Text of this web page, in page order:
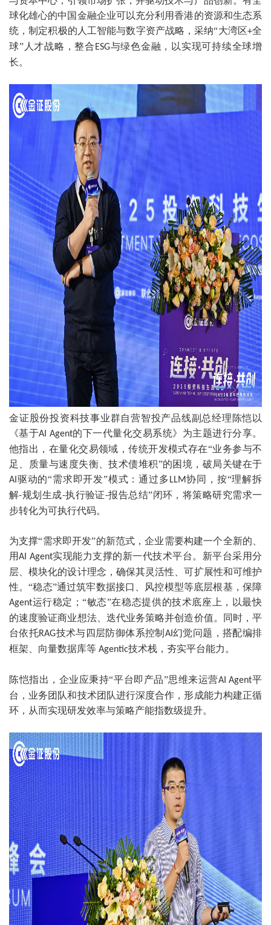
球化雄心的中国金融企业可以充分利用香港的资源和生态系
统，制定积极的人工智能与数字资产战略，采纳“大湾区+全
球”人才战略，整合 ESG与绿色金融，以实现可持续全球增
长。
金证股份投资科技事业群自营智投产品线副总经理陈恺以
《基于AI Agent的下一代量化交易系统》为主题进行分享。
他指出，在量化交易领域，传统开发模式存在“业务参与不
足、质量与速度失衡、技术债堆积”的困境，破局关键在于
AI 驱动的“需求即开发”模式：通过多 LLM协同，按“理解拆
解-规划生成-执行验证-报告总结”闭环，将策略研究需求一
步转化为可执行代码。
为支撑“需求即开发”的新范式，企业需要构建一个全新的、
用AI Agent实现能力支撑的新一代技术平台。新平台采用分
层、模块化的设计理念，确保其灵活性、可扩展性和可维护
性。“稳态”通过筑牢数据接口、风控模型等底层根基，保障
Agent运行稳定；“敏态”在稳态提供的技术底座上，以最快
的速度验证商业想法、迭代业务策略并创造价值。同时，平
台依托RAG技术与四层防御体系控制 AI 幻觉问题，搭配编排
框架、向量数据库等 Agentic技术栈，夯实平台能力。
陈恺指出，企业应秉持“平台即产品”思维来运营AI Agent平
台，业务团队和技术团队进行深度合作，形成能力构建正循
环，从而实现研发效率与策略产能指数级提升。